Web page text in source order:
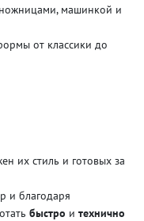
машинкой и
от классики до
их стиль и готовых за
и благодаря
быстро и технично